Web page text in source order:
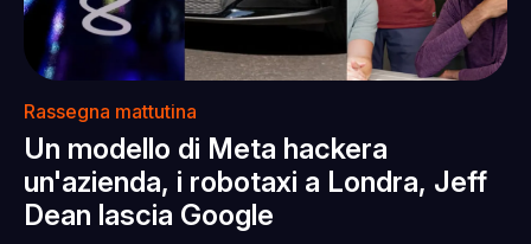
Rassegna mattutina
Un modello di Meta hackera
un'azienda, i robotaxi a Londra, Jeff
Dean lascia Google